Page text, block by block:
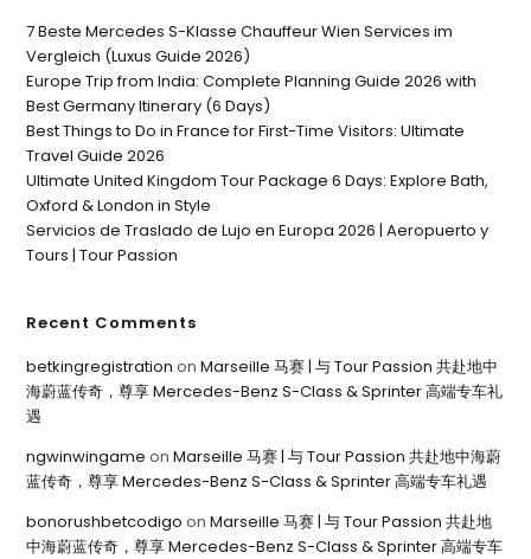
7 Beste Mercedes S-Klasse Chauffeur Wien Services im
Vergleich (Luxus Guide 2026)
Europe Trip from India: Complete Planning Guide 2026 with
Best Germany Itinerary (6 Days)
Best Things to Do in France for First-Time Visitors: Ultimate
Travel Guide 2026
Ultimate United Kingdom Tour Package 6 Days: Explore Bath,
Oxford & London in Style
Servicios de Traslado de Lujo en Europa 2026 | Aeropuerto y
Tours | Tour Passion
Recent Comments
betkingregistration onMarseille 马赛 | 与 Tour Passion 共赴地中
海蔚蓝传奇，尊享 Mercedes-Benz S-Class & Sprinter 高端专车礼
遇
ngwinwingame onMarseille 马赛 | 与 Tour Passion 共赴地中海蔚
蓝传奇，尊享 Mercedes-Benz S-Class & Sprinter 高端专车礼遇
bonorushbetcodigo onMarseille 马赛 | 与 Tour Passion 共赴地
中海蔚蓝传奇，尊享 Mercedes-Benz S-Class & Sprinter 高端专车